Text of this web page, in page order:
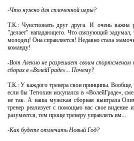
-Что нужно для сплоченной игры?
Т.К.: Чувствовать друг друга. И очень важна
"делает" нападающего. Что связующий
молодец! Она справляется! Недавно стала
команду!
-Вот Алекно не разрешает своим
сборах в «ВолейГраде»... Почему?
Т.К.: У каждого тренера свои принципы.
если бы Тетюхин искупался в «ВолейГраде»,
не так. А наша мужская сборная выиграла
тренер реализует с помощью нас свое
разумеется, тем проще тренеру управлять им...
-Как будете отмечать Новый Год?